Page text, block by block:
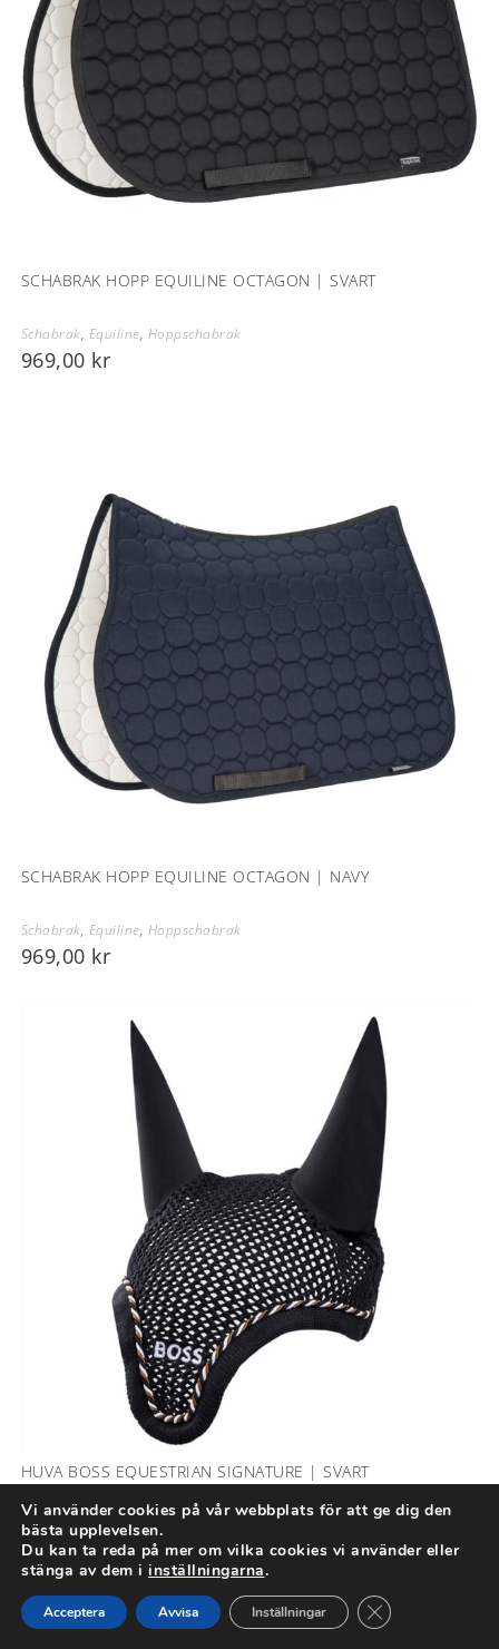
SCHABRAK HOPP EQUILINE OCTAGON | SVART
Schabrak, Equiline, Hoppschabrak
969,00 kr
SCHABRAK HOPP EQUILINE OCTAGON | NAVY
Schabrak, Equiline, Hoppschabrak
969,00 kr
HUVA BOSS EQUESTRIAN SIGNATURE | SVART
BOSS Equestrian,Hoppschabrak Huvor och Flughuvor
649,00kr
Vi använder cookies på vår webbplats för att ge dig den
bästa upplevelsen.
Du kan ta reda på mer om vilka cookies vi använder eller
stänga av dem i inställningarna.
Acceptera Avvisa Inställningar Close GDPR